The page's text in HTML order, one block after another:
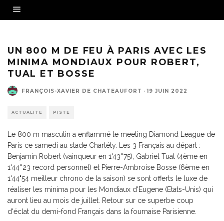
UN 800 M DE FEU À PARIS AVEC LES
MINIMA MONDIAUX POUR ROBERT,
TUAL ET BOSSE
FRANÇOIS-XAVIER DE CHATEAUFORT · 19 JUIN 2022
ACTUALITÉ PISTE
Le 800 m masculin a enflammé le meeting Diamond League de
Paris ce samedi au stade Charléty. Les 3 Français au départ :
Benjamin Robert (vainqueur en 1'43''75), Gabriel Tual (4ème en
1'44''23 record personnel) et Pierre-Ambroise Bosse (6ème en
1'44"54 meilleur chrono de la saison) se sont offerts le luxe de
réaliser les minima pour les Mondiaux d'Eugene (Etats-Unis) qui
auront lieu au mois de juillet. Retour sur ce superbe coup
d'éclat du demi-fond Français dans la fournaise Parisienne.